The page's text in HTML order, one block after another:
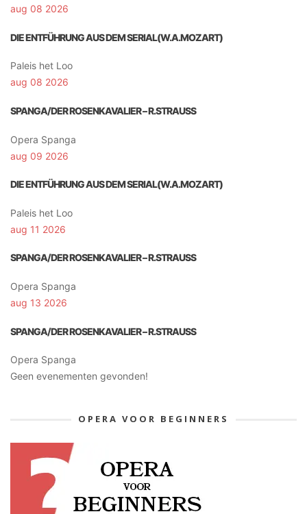
aug 08 2026
DIE ENTFÜHRUNG AUS DEM SERIAL(W.A.MOZART)
Paleis het Loo
aug 08 2026
SPANGA/DER ROSENKAVALIER – R.STRAUSS
Opera Spanga
aug 09 2026
DIE ENTFÜHRUNG AUS DEM SERIAL(W.A.MOZART)
Paleis het Loo
aug 11 2026
SPANGA/DER ROSENKAVALIER – R.STRAUSS
Opera Spanga
aug 13 2026
SPANGA/DER ROSENKAVALIER – R.STRAUSS
Opera Spanga
Geen evenementen gevonden!
OPERA VOOR BEGINNERS